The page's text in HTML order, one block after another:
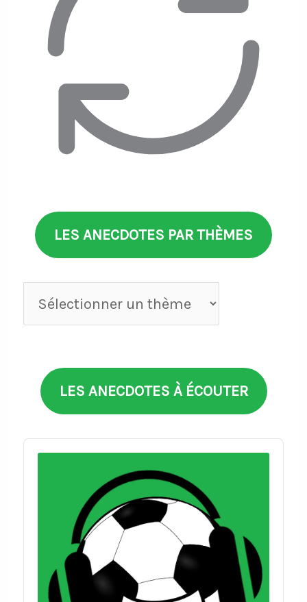
LES ANECDOTES PAR THÈMES
Anecdotes
par
LES ANECDOTES À ÉCOUTER
Audio
Player